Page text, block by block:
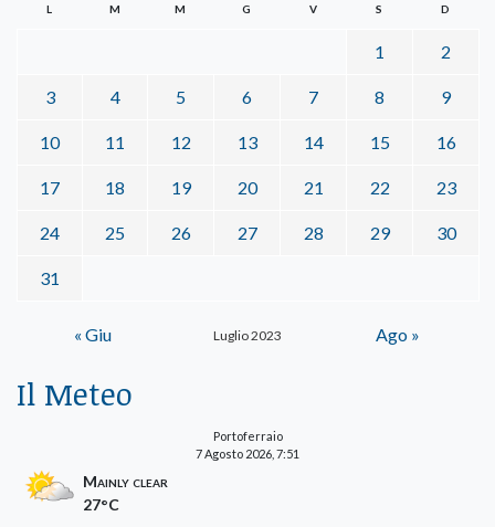
Luglio 2023
L M M G V S D
1 2
3 4 5 6 7 8 9
10 11 12 13 14 15 16
17 18 19 20 21 22 23
24 25 26 27 28 29 30
31
« Giu Ago »
Il Meteo
Portoferraio
7 Agosto 2026, 7:51
Mainly clear
27°C